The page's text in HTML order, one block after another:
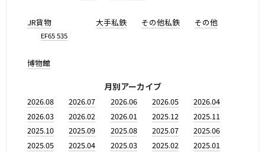
JR貨物
EF65 535
大手私鉄 その他私鉄 その他
博物館
月別アーカイブ
2026.08 2026.07 2026.06 2026.05
2026.04
2026.03
2026.02 2026.01 2025.12
2025.11
2025.10
2025.09 2025.08 2025.07
2025.06
2025.05
2025.04 2025.03 2025.02
2025.01